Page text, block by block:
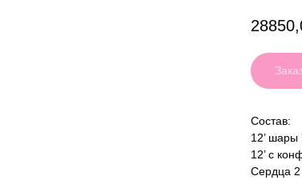
Состав:
12’ шары
12’ с
Сердца